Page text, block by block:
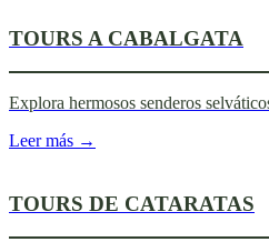
TOURS A CABALGATA
Explora hermosos senderos
Leer más →
TOURS DE CATARATAS